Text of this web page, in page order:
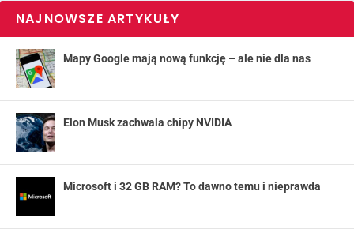
NAJNOWSZE ARTYKUŁY
Mapy Google mają nową funkcję – ale nie dla nas
Elon Musk zachwala chipy NVIDIA
Microsoft i 32 GB RAM? To dawno temu i nieprawda